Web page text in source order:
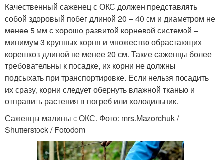
Качественный саженец с ОКС должен представлять
собой здоровый побег длиной 20 – 40 см и диаметром не
менее 5 мм с хорошо развитой корневой системой –
минимум 3 крупных корня и множество обрастающих
корешков длиной не менее 20 см. Такие саженцы более
требовательны к посадке, их корни не должны
подсыхать при транспортировке. Если нельзя посадить
их сразу, корни следует обернуть влажной тканью и
отправить растения в погреб или холодильник.
Саженцы малины с ОКС. Фото: mrs.Mazorchuk /
Shutterstock / Fotodom